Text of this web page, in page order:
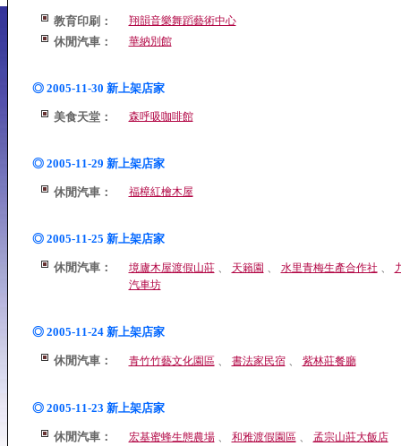
教育印刷： 翔韻音樂舞蹈藝術中心
休閒汽車： 華納別館
◎ 2005-11-30 新上架店家
美食天堂： 森呼吸咖啡館
◎ 2005-11-29 新上架店家
休閒汽車： 福樟紅檜木屋
◎ 2005-11-25 新上架店家
休閒汽車： 境廬木屋渡假山莊、 天籟園 、 水里青梅生產合作社 、
汽車坊
◎ 2005-11-24 新上架店家
休閒汽車： 青竹竹藝文化園區、 書法家民宿、 紫林莊餐廳
◎ 2005-11-23 新上架店家
休閒汽車： 宏基蜜蜂生態農場、 和雅渡假園區、 孟宗山莊大飯店